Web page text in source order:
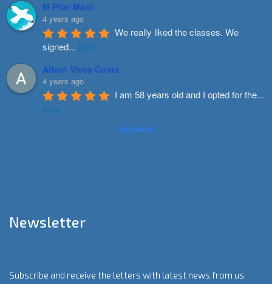
M Pilar Marti
4 years ago
We really liked the classes. We
signed... Més
Albert Vives Costa
4 years ago
I am 58 years old and I opted for the...
Més
Següents
Newsletter
Subscribe and receive the letters with latest news from us.